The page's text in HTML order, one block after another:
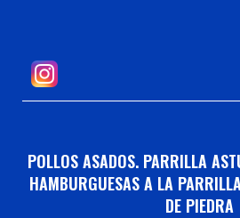
POLLOS ASADOS. PARRILLA
HAMBURGUESAS A LA
DE PIEDRA